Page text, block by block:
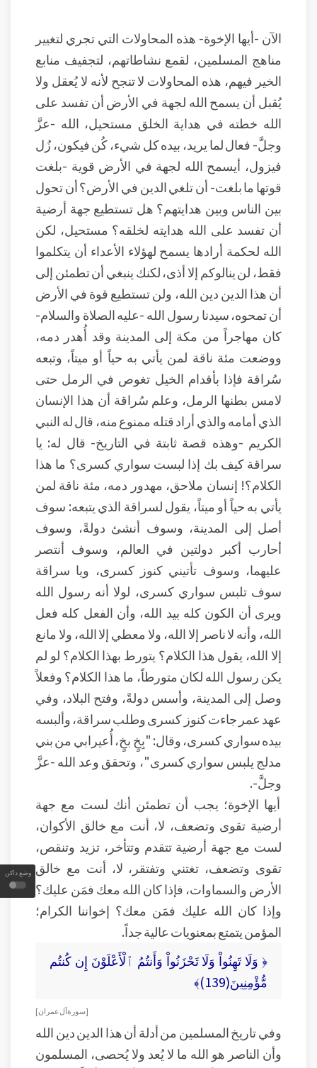
وضع داكن
الآن -أيها الإخوة- هذه المحاولات التي تجري لتغيير
مناهج المسلمين، لقمع نشاطاتهم، لتجفيف منابع
الخير فيهم، هذه المحاولات لا تنجح لأنه لا يُعقل ولا
يُقبل أن يسمح الله لجهة في الأرض أن تفسد على
الله خطته في هداية الخلق مستحيل، الله -عزَّ
وجلَّ- فعال لما يريد، بيده كل شيء، كُن فيكون، زُل
فيزول، أيسمح الله لجهة في الأرض قوية -بلغت
قوتها ما بلغت- أن تلغي الدين في الأرض؟ أن تحول
بين الناس وبين هدايتهم؟ هل تستطيع جهة أرضية
أن تفسد على الله هدايته لخلقه؟ مستحيل، لكن
الله لحكمة أرادها يسمح لهؤلاء الأعداء أن يتكلموا
فقط، لن ينالوكم إلا أذى، لكنك ينبغي أن تطمئن إلى
أن هذا الدين دين الله، ولن تستطيع قوة في الأرض
أن تمحوه، سيدنا رسول الله -عليه الصلاة والسلام-
كان مهاجراً من مكة إلى المدينة وقد أُهدر دمه،
ووضعت مئة ناقة لمن يأتي به حياً أو ميتاً، وتبعه
سُراقة فإذا بأقدام الخيل تغوص في الرمل حتى
لامس بطنها الرمل، وعلم سُراقة أن هذا الإنسان
الذي أمامه والذي أراد قتله ممنوع منه، قال له النبي
الكريم -وهذه قصة ثابتة في التاريخ- قال له: يا
سراقة كيف بك إذا لبست سواري كسرى؟ ما هذا
الكلام؟! إنسان ملاحق، مهدور دمه، مئة ناقة لمن
يأتي به حياً أو ميتاً، يقول لسراقة الذي يتبعه: سوف
أصل إلى المدينة، وسوف أنشئ دولةً، وسوف
أحارب أكبر دولتين في العالم، وسوف أنتصر
عليهما، وسوف تأتيني كنوز كسرى، ويا سراقة
سوف تلبس سواري كسرى، لولا أنه رسول الله
ويرى أن الكون كله بيد الله، وأن الفعل كله فعل
الله، وأنه لا ناصر إلا الله، ولا معطي إلا الله، ولا مانع
إلا الله، يقول هذا الكلام؟ يتورط بهذا الكلام؟ لو لم
يكن رسول الله لكان متورطاً، ما هذا الكلام؟ وفعلاً
وصل إلى المدينة، وأسس دولةً، وفتح البلاد، وفي
عهد عمر جاءت كنوز كسرى وطلب سراقة، وألبسه
بيده سواري كسرى، وقال: "بِخٍ بخٍ، أُعيرابي من بني
مدلج يلبس سواري كسرى"، وتحقق وعد الله -عزَّ
وجلَّ-.
أيها الإخوة؛ يجب أن تطمئن أنك لست مع جهة
أرضية تقوى وتضعف، لا، أنت مع خالق الأكوان،
لست مع جهة أرضية تتقدم وتتأخر، تزيد وتنقص،
تقوى وتضعف، تغتني وتفتقر، لا، أنت مع خالق
الأرض والسماوات، فإذا كان الله معك فمَن عليك؟
وإذا كان الله عليك فمَن معك؟ إخواننا الكرام؛
المؤمن يتمتع بمعنويات عالية جداً.
﴿ وَلَا تَهِنُواْ وَلَا تَحْزَنُواْ وَأَنتُمُ ٱلْأَعْلَوْنَ إِن كُنتُم
مُّؤْمِنِينَ(139)﴾
[ سورة آل عمران ]
وفي تاريخ المسلمين من أدلة أن هذا الدين دين الله
وأن الناصر هو الله ما لا يُعد ولا يُحصى، المسلمون